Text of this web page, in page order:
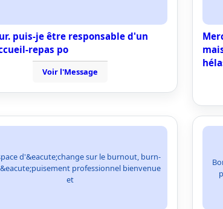
puis-je être responsable d'un
repas po
Voir l'Message
d'&eacute;change sur le burnout, burn-
professionnel bienvenue
et